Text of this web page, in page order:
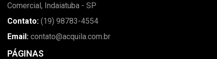
Comercial, Indaiatuba - SP
Contato: (19) 98783-4554
Email: contato@acquila.com.br
PÁGINAS